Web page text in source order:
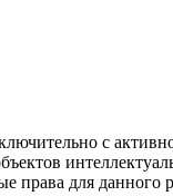
с
для данного